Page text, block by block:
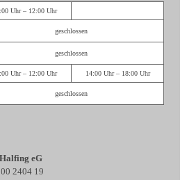
Uhr – 12:00 Uhr
geschlossen
geschlossen
Uhr – 12:00 Uhr 14:00 Uhr – 18:00 Uhr
geschlossen
eG
2404 19